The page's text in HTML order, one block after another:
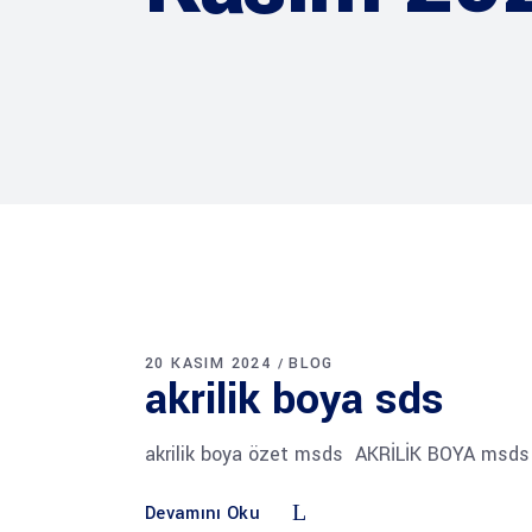
20 KASIM 2024 BLOG
akrilik boya sds
akrilik boya özet msds AKRİLİK BOYA
Devamını Oku